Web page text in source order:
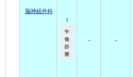
脳神経外科
1
午
後
診
察
− −